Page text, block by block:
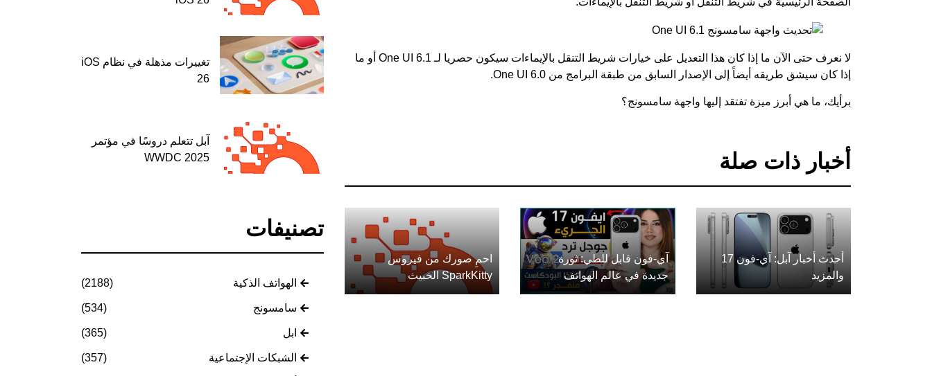
لا نعرف حتى الآن ما إذا كان هذا التعديل على خيارات شريط التنقل بالإيماءات سيكون حصريا لـ One UI 6.1 أو ما
إذا كان سيشق طريقه أيضاً إلى الإصدار السابق من طبقة البرامج من One UI 6.0.
برأيك، ما هي أبرز ميزة تفتقد إليها واجهة سامسونج؟
أخبار ذات صلة
أحدث أخبار آبل: آي-فون 17
والمزيد
آي-فون قابل للطي: ثورة
جديدة في عالم الهواتف
احمِ صورك من فيروس
SparkKitty الخبيث
تغييرات مذهلة في نظام iOS
26
آبل تتعلم دروسًا في مؤتمر
WWDC 2025
تصنيفات
الهواتف الذكية (2188)
سامسونج (534)
ابل (365)
الشبكات الإجتماعية (357)